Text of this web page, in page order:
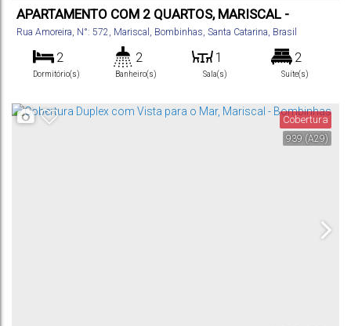
APARTAMENTO COM 2 QUARTOS, MARISCAL -
BOMBINHAS
Rua Amoreira, N°: 572, Mariscal , Bombinhas, Santa Catarina, Brasil
2
Dormitório(s)
2
Banheiro(s)
1
Sala(s)
2
Suíte(s)
Total:
175.60~
183
m²
Vaga(s)
939 (A29)
Cobertura